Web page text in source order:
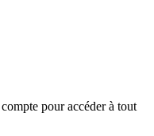
pour accéder à tout